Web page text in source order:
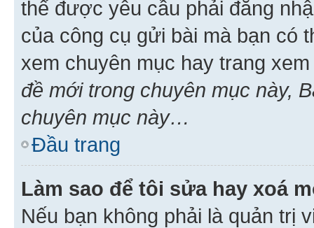
thể được yêu cầu phải đăng
của công cụ gửi bài mà bạn có
xem chuyên mục hay trang
đề mới trong chuyên mục này,
chuyên mục này…
Đầu trang
Làm sao để tôi sửa hay xoá
Nếu bạn không phải là quản trị